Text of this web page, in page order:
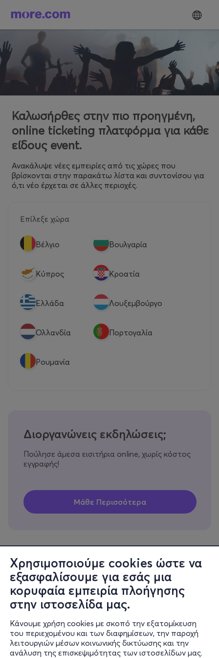
Χρησιμοποιούμε cookies ώστε να
εξασφαλίσουμε για εσάς μια
κορυφαία εμπειρία πλοήγησης
στην ιστοσελίδα μας.
Κάνουμε χρήση cookies με σκοπό την εξατομίκευση
του περιεχομένου και των διαφημίσεων, την παροχή
λειτουργιών μέσων κοινωνικής δικτύωσης και την
ανάλυση της επισκεψιμότητας των ιστοσελίδων μας.
Καλωσήρθες στην πιο προηγμένη,
online ticketing πλατφόρμα για κάθε
είδους event.
Ανακάλυψε νέες εμπειρίες από τις χώρες που
βρίσκονται στην παρακάτω λίστα και συντονίσου για
ό,τι νέο έρχεται σε άλλες περιοχές.
Επίλεξε χώρα
Βέλγιο Βουλγαρία
Κύπρος Κροατία
Eλλάδα Λουξεμβούργο
Ολλανδία Πορτογαλία
Ρουμανία
Διοργανώνεις εκδηλώσεις;
Πούλησε άμεσα εισιτήρια online, χωρίς κόστος
εγγραφής!
Πληροφορίες
Υποστήριξη
Stay Connected